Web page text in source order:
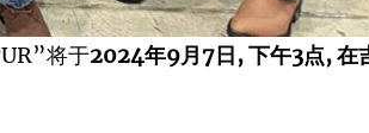
将于2024年9月7日, 下午3点, 在